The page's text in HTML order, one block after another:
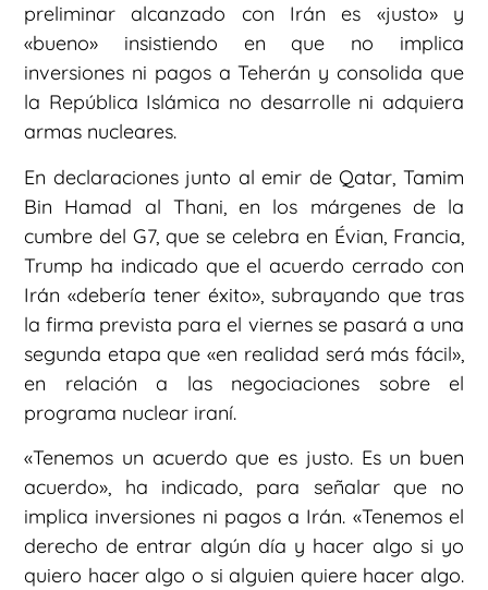
preliminar alcanzado con Irán es «justo» y
«bueno» insistiendo en que no implica
inversiones ni pagos a Teherán y consolida que
la República Islámica no desarrolle ni adquiera
armas nucleares.
En declaraciones junto al emir de Qatar, Tamim
Bin Hamad al Thani, en los márgenes de la
cumbre del G7, que se celebra en Évian, Francia,
Trump ha indicado que el acuerdo cerrado con
Irán «debería tener éxito», subrayando que tras
la firma prevista para el viernes se pasará a una
segunda etapa que «en realidad será más fácil»,
en relación a las negociaciones sobre el
programa nuclear iraní.
«Tenemos un acuerdo que es justo. Es un buen
acuerdo», ha indicado, para señalar que no
implica inversiones ni pagos a Irán. «Tenemos el
derecho de entrar algún día y hacer algo si yo
quiero hacer algo o si alguien quiere hacer algo.